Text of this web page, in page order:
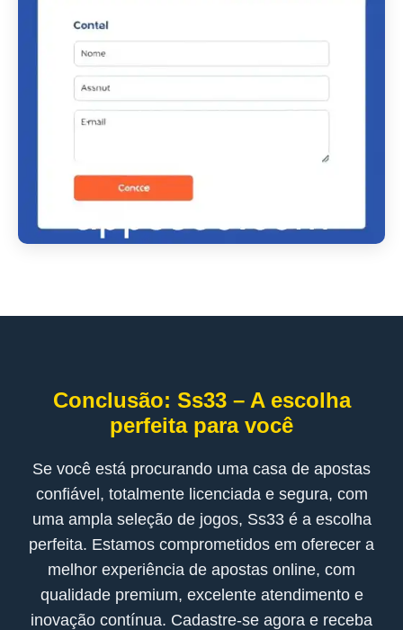
Conclusão: Ss33 – A escolha
perfeita para você
Se você está procurando uma casa de apostas
confiável, totalmente licenciada e segura, com
uma ampla seleção de jogos, Ss33 é a escolha
perfeita. Estamos comprometidos em oferecer a
melhor experiência de apostas online, com
qualidade premium, excelente atendimento e
inovação contínua. Cadastre-se agora e receba